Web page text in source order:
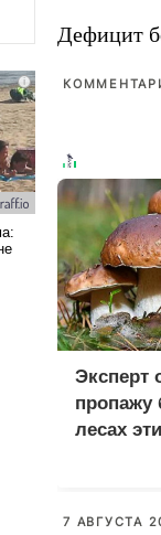
Дефицит
Эксперт
пропажу
лесах
7 АВГУСТА